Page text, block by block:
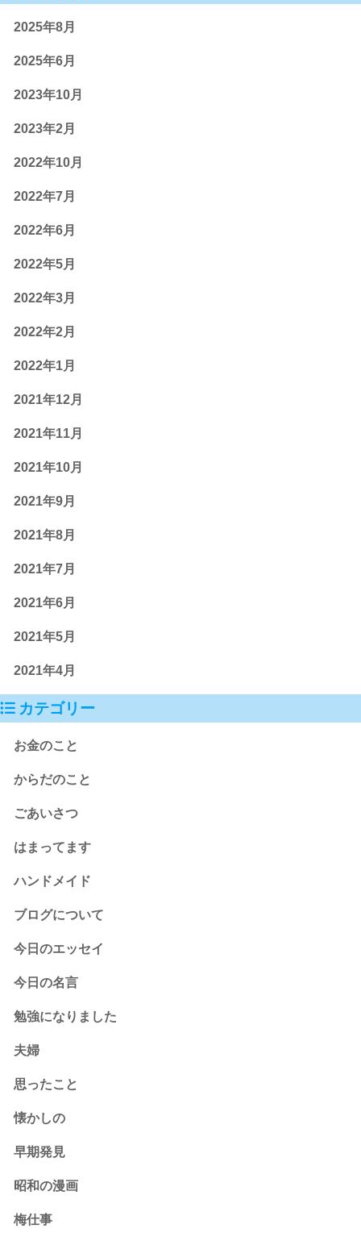
2025年8月
2025年6月
2023年10月
2023年2月
2022年10月
2022年7月
2022年6月
2022年5月
2022年3月
2022年2月
2022年1月
2021年12月
2021年11月
2021年10月
2021年9月
2021年8月
2021年7月
2021年6月
2021年5月
2021年4月
カテゴリー
お金のこと
からだのこと
ごあいさつ
はまってます
ハンドメイド
ブログについて
今日のエッセイ
今日の名言
勉強になりました
夫婦
思ったこと
懐かしの
早期発見
昭和の漫画
梅仕事